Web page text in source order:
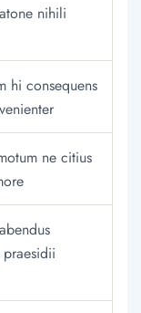
nihili
hi consequens
ne citius